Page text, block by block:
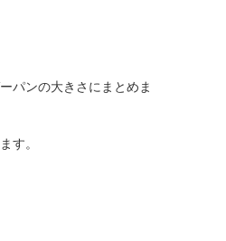
パンの大きさにまとめま
す。